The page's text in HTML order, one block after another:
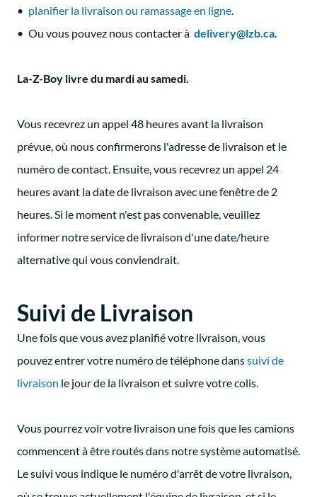
planifier la livraison ou ramassage en ligne.
Ou vous pouvez nous contacter à delivery@lzb.ca.
La-Z-Boy livre du mardi au samedi.
Vous recevrez un appel 48 heures avant la livraison
prévue, où nous confirmerons l'adresse de livraison et le
numéro de contact. Ensuite, vous recevrez un appel 24
heures avant la date de livraison avec une fenêtre de 2
heures. Si le moment n'est pas convenable, veuillez
informer notre service de livraison d'une date/heure
alternative qui vous conviendrait.
Suivi de Livraison
Une fois que vous avez planifié votre livraison, vous
pouvez entrer votre numéro de téléphone danssuivi de
livraison le jour de la livraison et suivre votre colis.
Vous pourrez voir votre livraison une fois que les camions
commencent à être routés dans notre système automatisé.
Le suivi vous indique le numéro d'arrêt de votre livraison,